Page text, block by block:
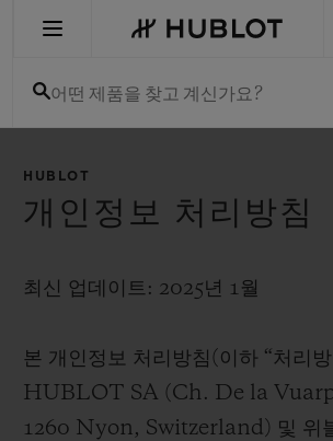
어떤 제품을 찾고 계신가요?
HUBLOT
개인정보 처리방침
최신 업데이트: 2025년 1월
본 개인정보 처리방침(이하 “처리
HUBLOT SA (Ch. De la
1260 Nyon, Switzerland) 및 위
최근 검색이 없습니다